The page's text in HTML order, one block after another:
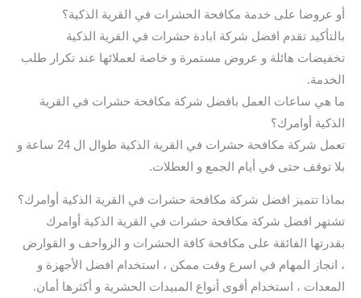
أو عروضا على خدمة مكافحة الحشرات في القرية الذكية؟
بالتأكيد تقدم افضل شركة ابادة حشرات في القرية الذكية
تخفيضات هائلة و عروض مستمرة و خاصة لعملائها عند تكرار طلب
الخدمة.
ما هي ساعات العمل بافضل شركة مكافحة حشرات في القرية
الذكية أوامرك؟
تعمل شركة مكافحة حشرات في القرية الذكية طوال ال 24 ساعة و
بلا توقف حتى في أيام الجمع و العطلات.
بماذا تتميز افضل شركة مكافحة حشرات في القرية الذكية أوامرك؟
تشتهر افضل شركة مكافحة حشرات في القرية الذكية أوامرك
بقدرتها الفائقة على مكافحة كافة الحشرات و الزواحف و القوارض
، انجاز المهام في اسرع وقت ممكن ، استخدام افضل الأجهزة و
المعدات ، استخدام أقوى أنواع المبيدات الحشرية و أكثرها أمان.